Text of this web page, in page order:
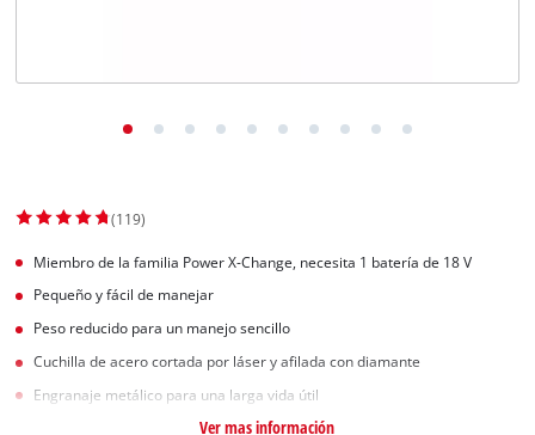
(119)
Miembro de la familia Power X-Change, necesita 1 batería de 18 V
Pequeño y fácil de manejar
Peso reducido para un manejo sencillo
Cuchilla de acero cortada por láser y afilada con diamante
Engranaje metálico para una larga vida útil
Ver mas información